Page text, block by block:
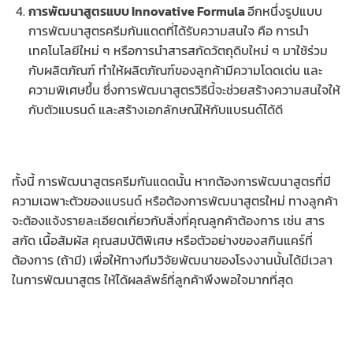
การพัฒนาสูตรแบบ Innovative Formulaอีกหนึ่งรูปแบบ
การพัฒนาสูตรครีมกันแดดที่ได้รับความสนใจ คือ การนำ
เทคโนโลยีใหม่ ๆ หรือการนำสารสกัดวัตถุดิบใหม่ ๆ มาใช้ร่วม
กับผลิตภัณฑ์ ทำให้ผลิตภัณฑ์ของลูกค้ามีความโดดเด่น และ
ความพิเศษขึ้น ซึ่งการพัฒนาสูตรวิธีนี้จะช่วยสร้างความสนใจให้
กับตัวแบรนด์ และสร้างเอกลักษณ์ให้กับแบรนด์ได้ดี
ทั้งนี้ การพัฒนาสูตรครีมกันแดดนั้น หากต้องการพัฒนาสูตรที่มี
ความเฉพาะตัวของแบรนด์ หรือต้องการพัฒนาสูตรใหม่ ทางลูกค้า
จะต้องแจ้งรายละเอียดเกี่ยวกับสิ่งที่คุณลูกค้าต้องการ เช่น สาร
สกัด เนื้อสัมผัส คุณสมบัติพิเศษ หรือตัวอย่างของสกินแคร์ที่
ต้องการ (ถ้ามี) เพื่อให้ทางทีมวิจัยพัฒนาของโรงงานนั้นได้มีเวลา
ในการพัฒนาสูตร ให้ได้ผลลัพธ์ที่ลูกค้าพึงพอใจมากที่สุด